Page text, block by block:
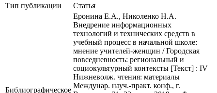
Тип публикации
Статья
Библиографическое
Еронина Е.А., Николенко Н.А.
Внедрение информационных
технологий и технических средств в
учебный процесс в начальной школе:
мнение учителей-женщин / Городская
повседневность: региональный и
социокультурный контексты [Текст] : IV
Нижневолж. чтения: материалы
Междунар. науч.-практ. конф., г.